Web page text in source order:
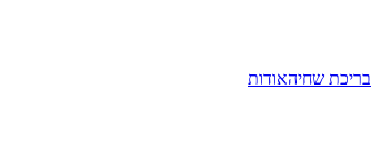
בריכת שחיהאודות